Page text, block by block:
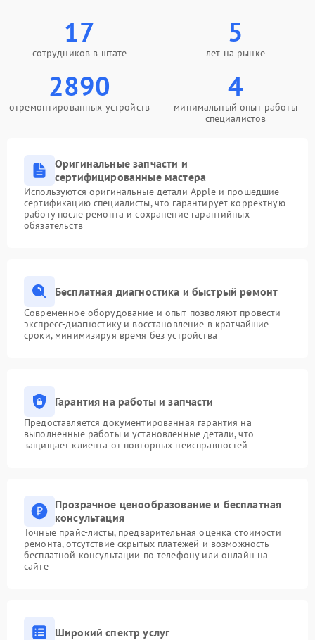
17
сотрудников в штате
5
лет на рынке
2890
отремонтированных устройств
4
минимальный опыт работы
специалистов
Оригинальные запчасти и
сертифицированные мастера
Используются оригинальные детали Apple и прошедшие
сертификацию специалисты, что гарантирует корректную
работу после ремонта и сохранение гарантийных
обязательств
Бесплатная диагностика и быстрый ремонт
Современное оборудование и опыт позволяют провести
экспресс-диагностику и восстановление в кратчайшие
сроки, минимизируя время без устройства
Гарантия на работы и запчасти
Предоставляется документированная гарантия на
выполненные работы и установленные детали, что
защищает клиента от повторных неисправностей
Прозрачное ценообразование и бесплатная
консультация
Точные прайс-листы, предварительная оценка стоимости
ремонта, отсутствие скрытых платежей и возможность
бесплатной консультации по телефону или онлайн на
сайте
Широкий спектр услуг